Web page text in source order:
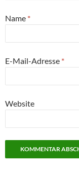
Name *
E-Mail-Adresse *
Website